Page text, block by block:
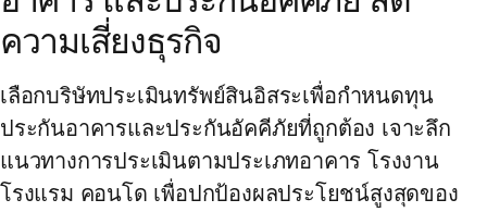
ความเสี่ยงธุรกิจ
เลือกบริษัทประเมินทรัพย์สินอิสระเพื่อกำหนดทุน
ประกันอาคารและประกันอัคคีภัยที่ถูกต้อง เจาะลึก
แนวทางการประเมินตามประเภทอาคาร โรงงาน
โรงแรม คอนโด เพื่อปกป้องผลประโยชน์สูงสุดของ